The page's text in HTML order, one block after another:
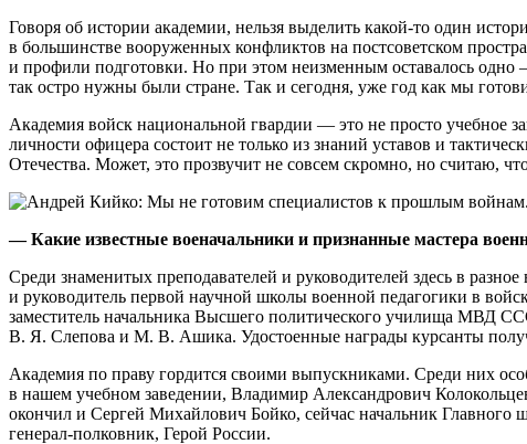
Говоря об истории академии, нельзя выделить какой-то один
в большинстве вооруженных конфликтов на постсоветском
и профили подготовки. Но при этом неизменным оставалось одно
так остро нужны были стране. Так и сегодня, уже год как мы
Академия войск национальной гвардии — это не просто учебное
личности офицера состоит не только из знаний уставов и
Отечества. Может, это прозвучит не совсем скромно, но считаю,
— Какие известные военачальники и признанные мастера
Среди знаменитых преподавателей и руководителей здесь в
и руководитель первой научной школы военной педагогики в
заместитель начальника Высшего политического училища МВД
В. Я. Слепова и М. В. Ашика. Удостоенные награды курсанты
Академия по праву гордится своими выпускниками. Среди них
в нашем учебном заведении, Владимир Александрович
окончил и Сергей Михайлович Бойко, сейчас начальник Главного
генерал-полковник, Герой России.